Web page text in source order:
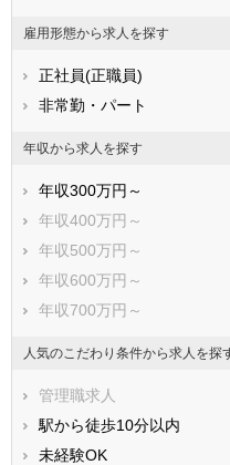
雇用形態から求人を探す
正社員(正職員)
非常勤・パート
年収から求人を探す
年収300万円～
年収400万円～
年収500万円～
年収600万円～
年収700万円～
人気のこだわり条件から求人を探
管理職求人
駅から徒歩10分以内
未経験OK